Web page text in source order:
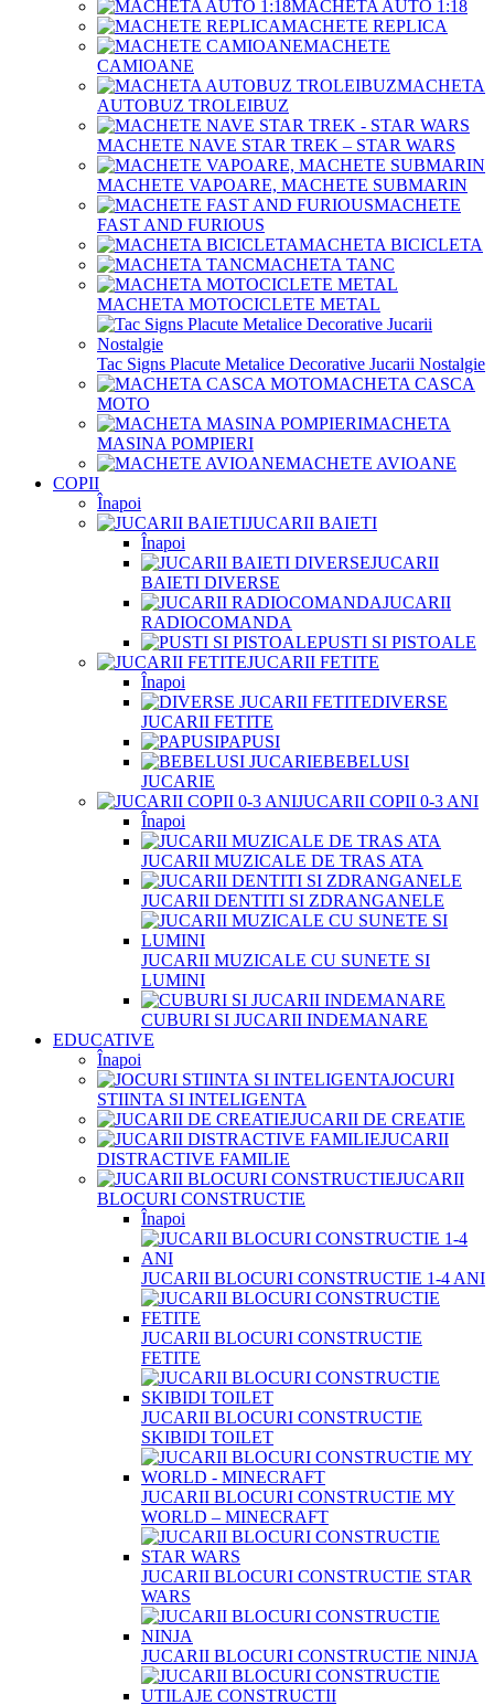
MACHETA AUTO 1:18
MACHETE REPLICA
MACHETE
CAMIOANE
MACHETA
AUTOBUZ TROLEIBUZ
MACHETE NAVE STAR TREK – STAR WARS
MACHETE VAPOARE, MACHETE SUBMARIN
MACHETE
FAST AND FURIOUS
MACHETA BICICLETA
MACHETA TANC
MACHETA MOTOCICLETE METAL
Tac Signs Placute Metalice Decorative Jucarii Nostalgie
MACHETA CASCA
MOTO
MACHETA
MASINA POMPIERI
MACHETE AVIOANE
COPII
Înapoi
JUCARII BAIETI
Înapoi
JUCARII
BAIETI DIVERSE
JUCARII
RADIOCOMANDA
PUSTI SI PISTOALE
JUCARII FETITE
Înapoi
DIVERSE
JUCARII FETITE
PAPUSI
BEBELUSI
JUCARIE
JUCARII COPII 0-3 ANI
Înapoi
JUCARII MUZICALE DE TRAS ATA
JUCARII DENTITI SI ZDRANGANELE
JUCARII MUZICALE CU SUNETE SI
LUMINI
CUBURI SI JUCARII INDEMANARE
EDUCATIVE
Înapoi
JOCURI
STIINTA SI INTELIGENTA
JUCARII DE CREATIE
JUCARII
DISTRACTIVE FAMILIE
JUCARII
BLOCURI CONSTRUCTIE
Înapoi
JUCARII BLOCURI CONSTRUCTIE 1-4 ANI
JUCARII BLOCURI CONSTRUCTIE
FETITE
JUCARII BLOCURI CONSTRUCTIE
SKIBIDI TOILET
JUCARII BLOCURI CONSTRUCTIE MY
WORLD – MINECRAFT
JUCARII BLOCURI CONSTRUCTIE STAR
WARS
JUCARII BLOCURI CONSTRUCTIE NINJA